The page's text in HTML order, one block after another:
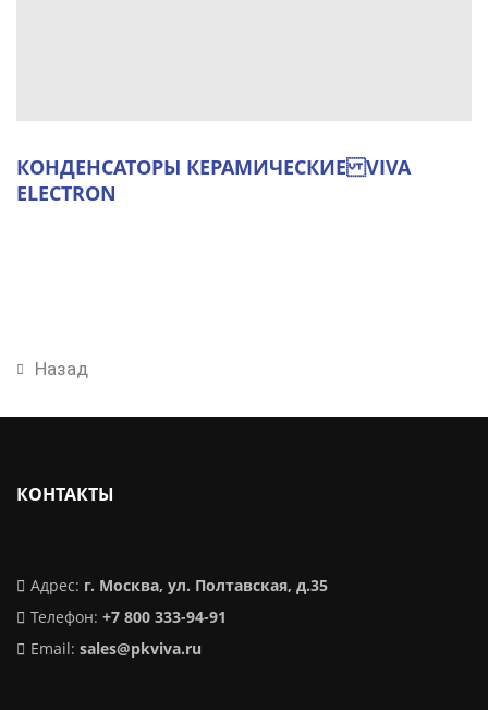
КОНДЕНСАТОРЫ КЕРАМИЧЕСКИЕ VIVA
ELECTRON
Назад
КОНТАКТЫ
Адрес: г. Москва, ул. Полтавская, д.35
Телефон: +7 800 333-94-91
Email: sales@pkviva.ru